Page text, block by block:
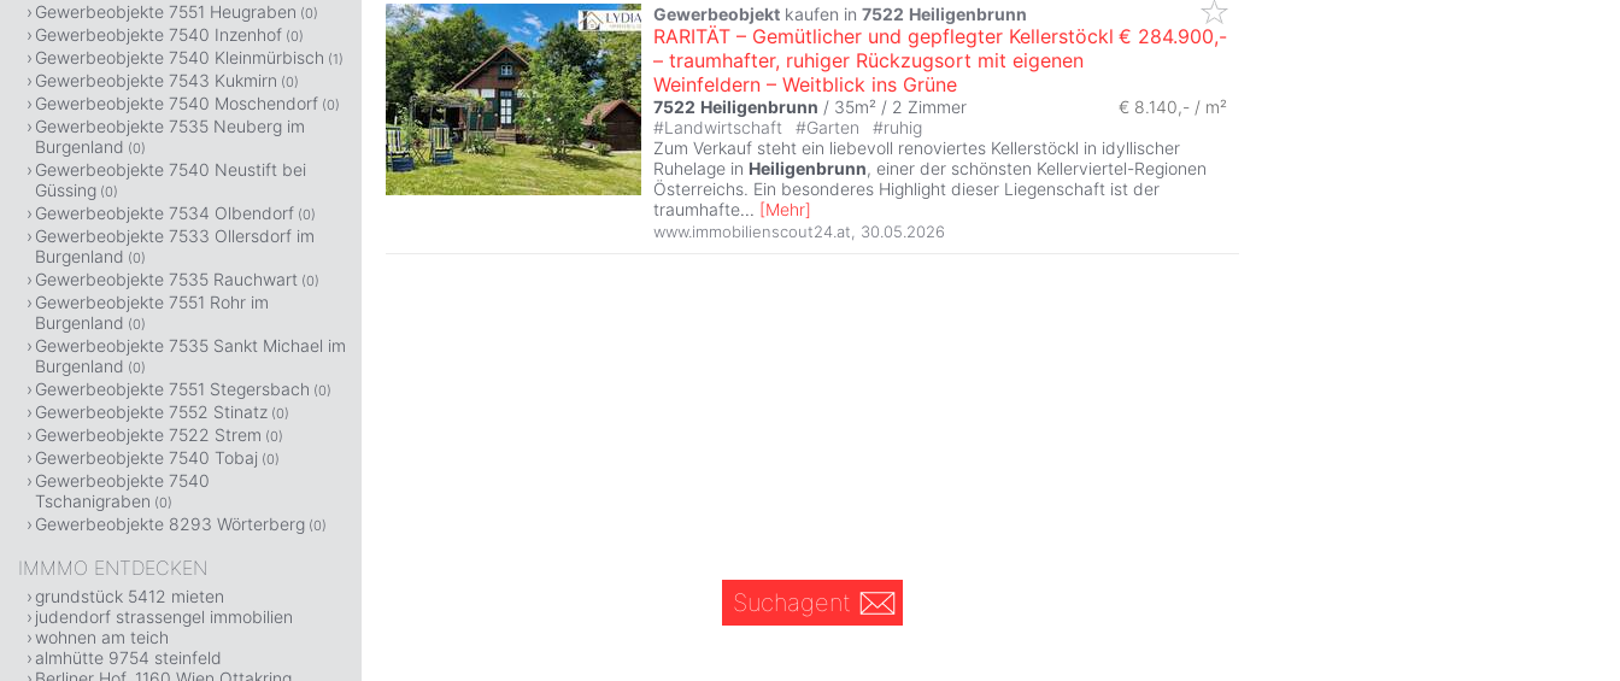
Gewerbeobjekt kaufen in 7522 Heiligenbrunn
RARITÄT – Gemütlicher und gepflegter Kellerstöckl
– traumhafter, ruhiger Rückzugsort mit eigenen
Weinfeldern – Weitblick ins Grüne
€ 284.900,-
7522 Heiligenbrunn / 35m² / 2 Zimmer
€ 8.140,- / m²
#Landwirtschaft #Garten #ruhig
Zum Verkauf steht ein liebevoll renoviertes Kellerstöckl in idyllischer
Ruhelage in Heiligenbrunn, einer der schönsten Kellerviertel-Regionen
Österreichs. Ein besonderes Highlight dieser Liegenschaft ist der
traumhafte... [Mehr]
www.immobilienscout24.at, 30.05.2026
Suchagent
Gewerbeobjekte 7551 Heugraben (0)
Gewerbeobjekte 7540 Inzenhof (0)
Gewerbeobjekte 7540 Kleinmürbisch (1)
Gewerbeobjekte 7543 Kukmirn (0)
Gewerbeobjekte 7540 Moschendorf (0)
Gewerbeobjekte 7535 Neuberg im
Burgenland (0)
Gewerbeobjekte 7540 Neustift bei
Güssing (0)
Gewerbeobjekte 7534 Olbendorf (0)
Gewerbeobjekte 7533 Ollersdorf im
Burgenland (0)
Gewerbeobjekte 7535 Rauchwart (0)
Gewerbeobjekte 7551 Rohr im
Burgenland (0)
Gewerbeobjekte 7535 Sankt Michael im
Burgenland (0)
Gewerbeobjekte 7551 Stegersbach (0)
Gewerbeobjekte 7552 Stinatz (0)
Gewerbeobjekte 7522 Strem (0)
Gewerbeobjekte 7540 Tobaj (0)
Gewerbeobjekte 7540
Tschanigraben (0)
Gewerbeobjekte 8293 Wörterberg (0)
IMMMO ENTDECKEN
grundstück 5412 mieten
judendorf strassengel immobilien
wohnen am teich
almhütte 9754 steinfeld